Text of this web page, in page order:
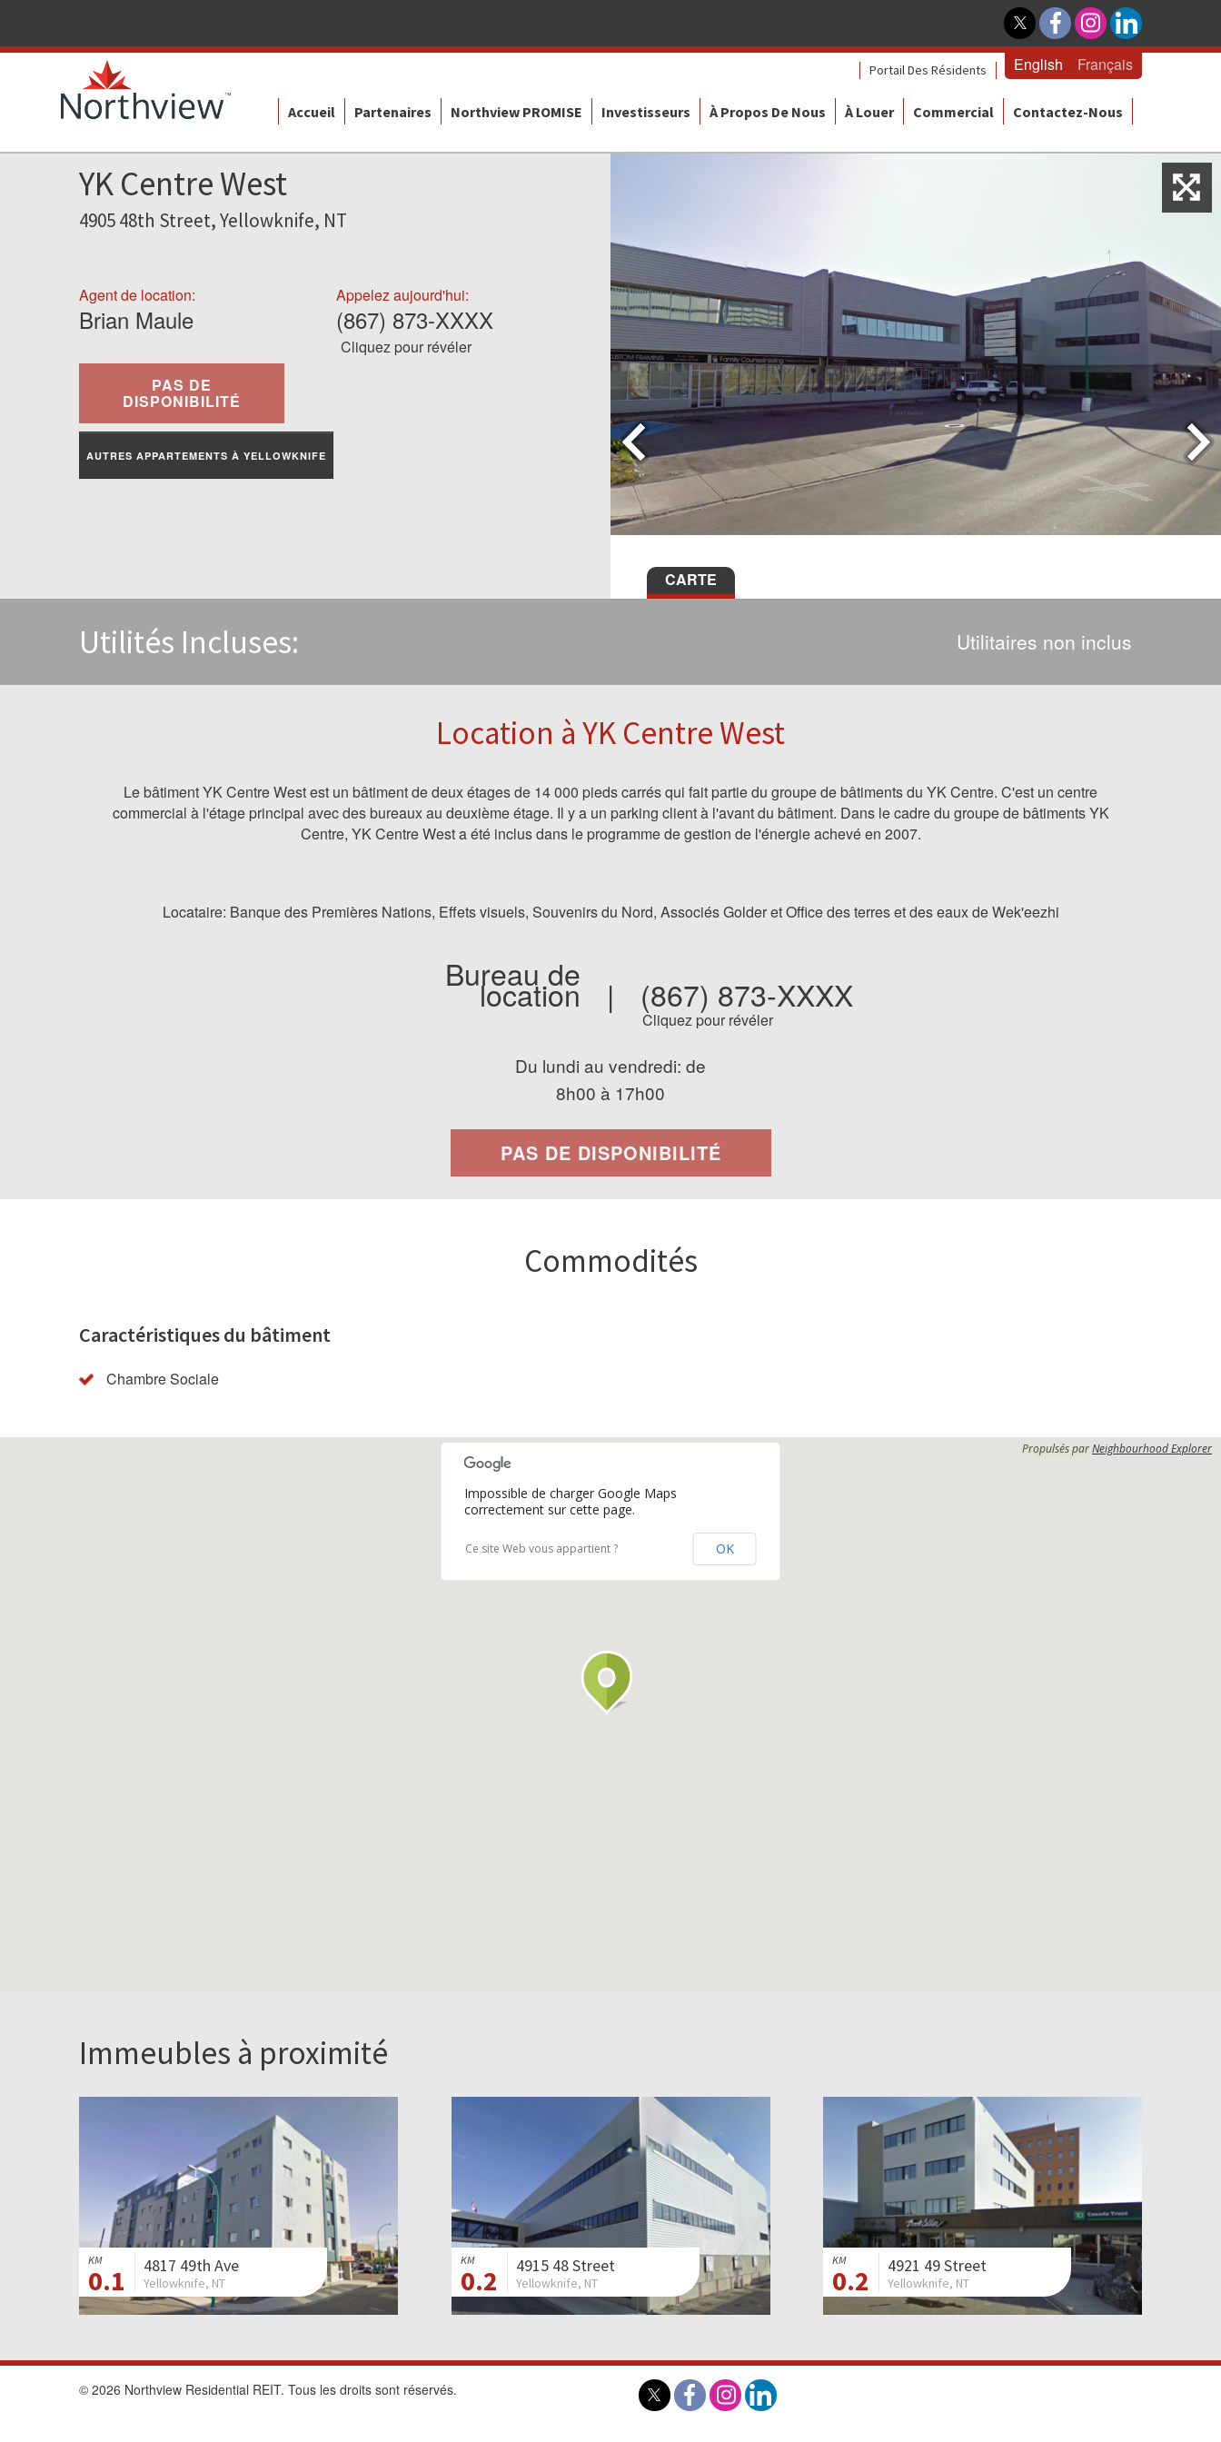
Portail Des Résidents English Français
Accueil Partenaires Northview PROMISE Investisseurs À Propos De Nous À Louer Commercial Contactez-Nous
CARTE
YK Centre West
4905 48th Street, Yellowknife, NT
Agent de location:
Brian Maule
Appelez aujourd'hui:
(867) 873-XXXX
Cliquez pour révéler
PAS DE
DISPONIBILITÉ
AUTRES APPARTEMENTS À YELLOWKNIFE
Utilités Incluses: Utilitaires non inclus
Location à YK Centre West
Le bâtiment YK Centre West est un bâtiment de deux étages de 14 000 pieds carrés qui fait partie du groupe de bâtiments du YK Centre. C'est un centre
commercial à l'étage principal avec des bureaux au deuxième étage. Il y a un parking client à l'avant du bâtiment. Dans le cadre du groupe de bâtiments YK
Centre, YK Centre West a été inclus dans le programme de gestion de l'énergie achevé en 2007.
Locataire: Banque des Premières Nations, Effets visuels, Souvenirs du Nord, Associés Golder et Office des terres et des eaux de Wek'eezhi
Bureau de
location | (867) 873-XXXX
Cliquez pour révéler
Du lundi au vendredi: de
8h00 à 17h00
PAS DE DISPONIBILITÉ
Commodités
Caractéristiques du bâtiment
Chambre Sociale
Propulsés parNeighbourhood Explorer
Impossible de charger Google Maps
correctement sur cette page.
Ce site Web vous appartient ? OK
Immeubles à proximité
KM
0.1 4817 49th Ave
Yellowknife, NT
KM
0.2 4915 48 Street
Yellowknife, NT
KM
0.2 4921 49 Street
Yellowknife, NT
© 2026 Northview Residential REIT. Tous les droits sont réservés.